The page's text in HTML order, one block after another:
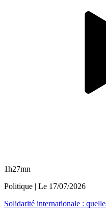
1h27mn
Politique | Le 17/07/2026
Solidarité internationale :